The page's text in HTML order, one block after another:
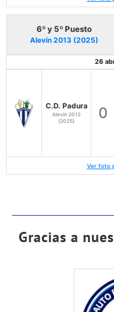
6º y 5º Puesto
Alevín 2013 (2025)
26
C.D. Padura
Alevín 2013
(2025)
0
Ver foto
Gracias a